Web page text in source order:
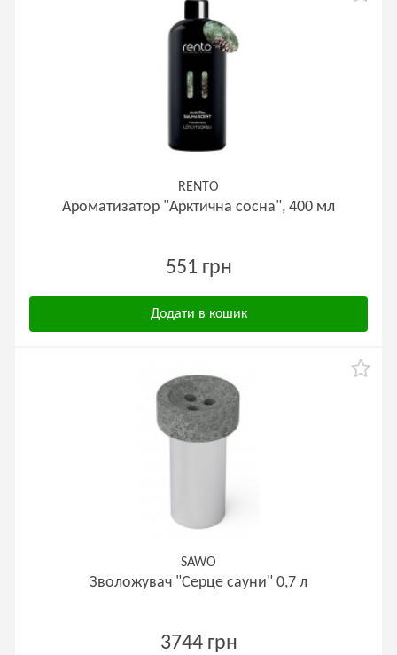
RENTO
Ароматизатор "Арктична сосна", 400 мл
551 грн
Додати в кошик
SAWO
Зволожувач "Серце сауни" 0,7 л
3744 грн